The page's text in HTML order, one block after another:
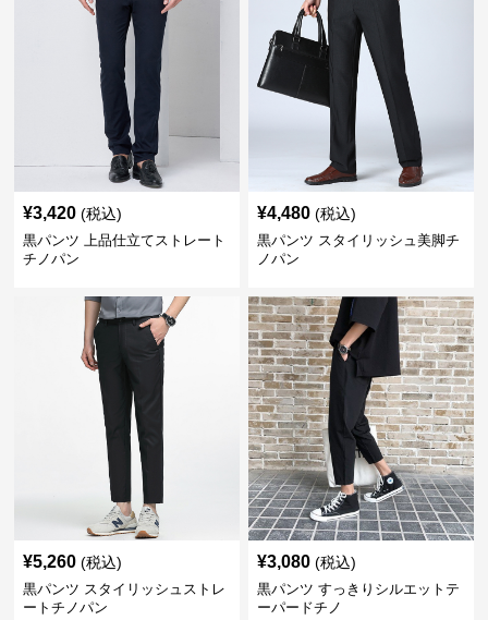
¥3,420 (税込)
黒パンツ 上品仕立てストレート
チノパン
¥4,480 (税込)
黒パンツ スタイリッシュ美脚チ
ノパン
¥5,260 (税込)
黒パンツ スタイリッシュストレ
ートチノパン
¥3,080 (税込)
黒パンツ すっきりシルエットテ
ーパードチノ